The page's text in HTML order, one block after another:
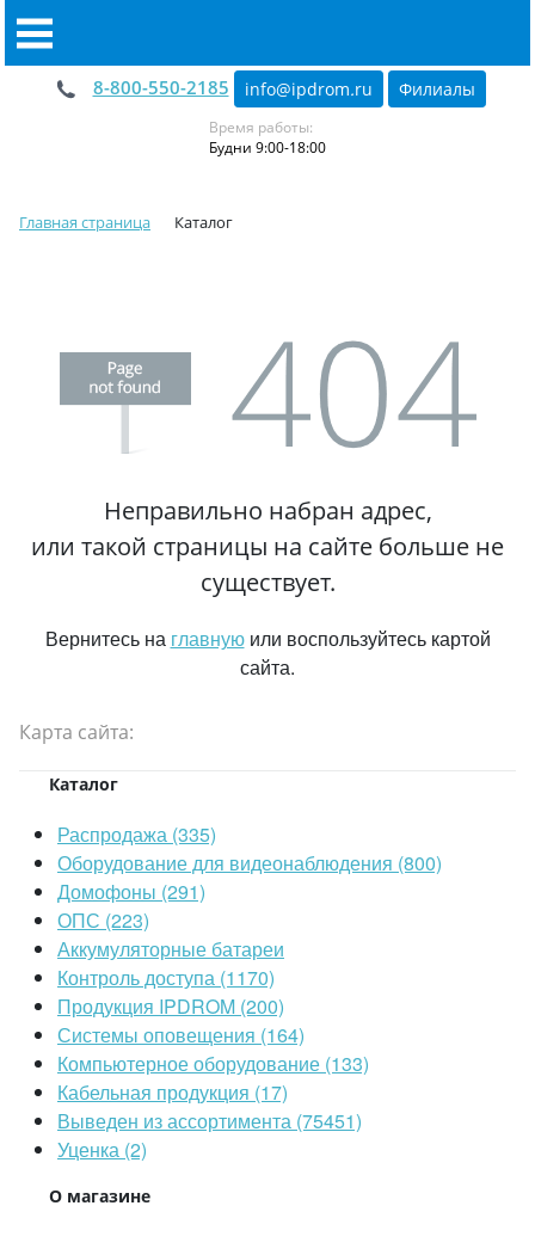
8-800-550-2185 info@ipdrom.ru Филиалы
Время работы:
Будни 9:00-18:00
Главная страница Каталог
Неправильно набран адрес,
или такой страницы на сайте больше не
существует.
Вернитесь на главнуюили воспользуйтесь картой
сайта.
Карта сайта:
Каталог
Распродажа (335)
Оборудование для видеонаблюдения (800)
Домофоны (291)
ОПС (223)
Аккумуляторные батареи
Контроль доступа (1170)
Продукция IPDROM (200)
Системы оповещения (164)
Компьютерное оборудование (133)
Кабельная продукция (17)
Выведен из ассортимента (75451)
Уценка (2)
О магазине